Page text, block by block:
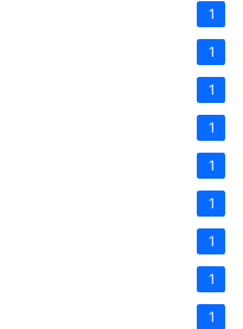
1
1
1
1
1
1
1
1
1